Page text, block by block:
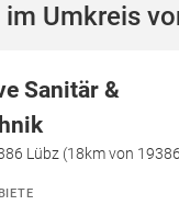
Umkreis
Sanitär &
Lübz (18km von